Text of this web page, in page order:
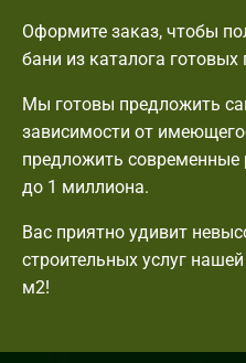
Оформите заказ, чтобы
бани из каталога готовых
Мы готовы предложить
зависимости от
предложить современные
до 1 миллиона.
Вас приятно удивит
строительных услуг
м2!